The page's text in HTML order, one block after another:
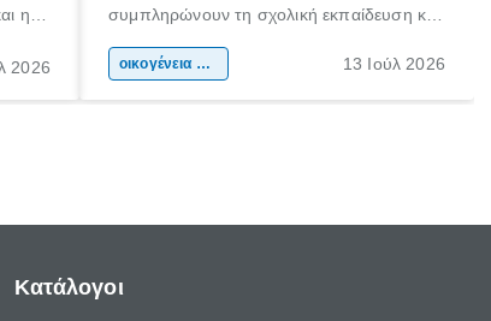
η
2026
συμπληρώνουν τη σχολική εκπαίδευση και
της προσωπικότητας, της κοινωνικότητας
οικογένεια & παιδί 13 Ιούλ 2026
Κατάλογοι